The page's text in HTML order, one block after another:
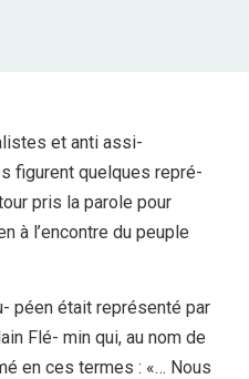
et anti assi-
figurent quelques repré-
pris la parole pour
à l’encontre du peuple
péen était représenté par
Flé- min qui, au nom de
en ces termes : «… Nous